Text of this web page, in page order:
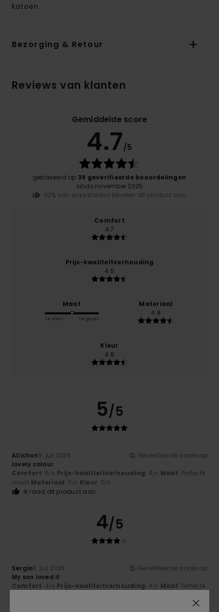
katoen
Bezorging & Retour
Reviews van klanten
Gemiddelde score
4.7/5
gebaseerd op 39 geverifieerde beoordelingen
sinds november 2025
82% van onze klanten bevelen dit product aan
Comfort
4.7
Prijs-kwaliteitverhouding
4.5
Maat
Te klein Te groot
Materiaal
4.8
Kleur
4.8
5/5
Allichon9. juli 2026
Geverifieerde aankoop
lovely colour
Comfort: 5/5 Prijs-kwaliteitverhouding: 4/5 Maat: Perfecte
maat Materiaal: 5/5 Kleur: 5/5
Ik raad dit product aan
4/5
Sergio6. juli 2026
Geverifieerde aankoop
My son loved it
Comfort: 4/5 Prijs-kwaliteitverhouding: 4/5 Maat: Perfecte